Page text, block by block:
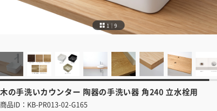
1｜9
木の手洗いカウンター 陶器の手洗い器 角240 立水栓用
商品ID：KB-PR013-02-G165